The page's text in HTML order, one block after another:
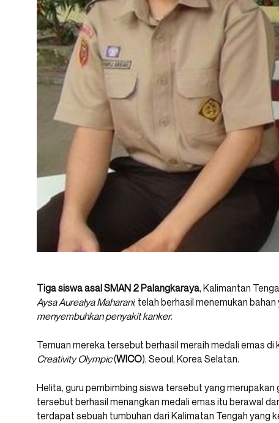
Tiga siswa asal SMAN 2 Palangkaraya, Kalimantan
Aysa Aurealya Maharani, telah berhasil menemukan
menyembuhkan penyakit kanker.
Temuan mereka tersebut berhasil meraih medali emas
Creativity Olympic(WICO), Seoul, Korea Selatan.
Helita, guru pembimbing siswa tersebut yang
tersebut berhasil menangkan medali emas itu berawal
terdapat sebuah tumbuhan dari Kalimatan Tengah yang